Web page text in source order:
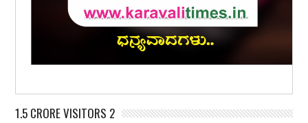
1.5 CRORE VISITORS 2